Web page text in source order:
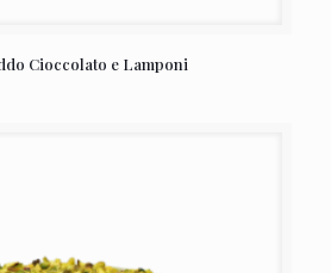
Cioccolato e Lamponi